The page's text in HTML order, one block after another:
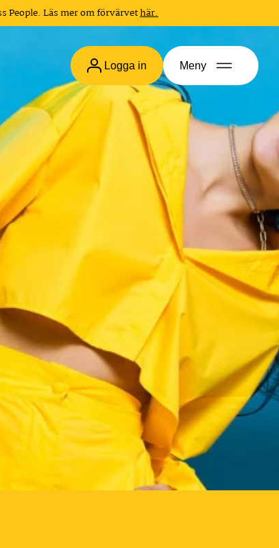
People. Läs mer om förvärvethär.
Logga in Meny